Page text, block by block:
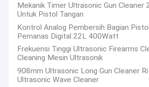
Mekanik Timer Ultrasonic Gun
Untuk Pistol Tangan
Kontrol Analog Pembersih Bagian
Pemanas Digital 22L 400Watt
Frekuensi Tinggi Ultrasonic Firearms
Cleaning Mesin Ultrasonik
908mm Ultrasonic Long Gun Cleaner
Ultrasonic Wave Cleaner